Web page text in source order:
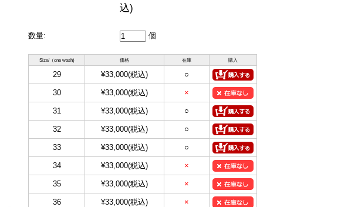
込)
数量: 個
Size/（one wash) 価格 在庫 購入
29 ¥33,000(税込) ○
30 ¥33,000(税込) ×
31 ¥33,000(税込) ○
32 ¥33,000(税込) ○
33 ¥33,000(税込) ○
34 ¥33,000(税込) ×
35 ¥33,000(税込) ×
36 ¥33,000(税込) ×